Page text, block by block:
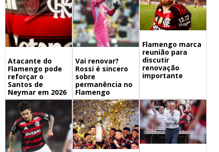
Atacante do
Flamengo pode
reforçar o
Santos de
Neymar em 2026
Vai renovar?
Rossi é sincero
sobre
permanência no
Flamengo
Flamengo marca
reunião para
discutir
renovação
importante